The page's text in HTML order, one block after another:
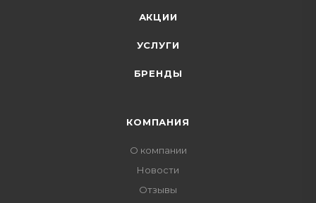
АКЦИИ
УСЛУГИ
БРЕНДЫ
КОМПАНИЯ
О компании
Новости
Отзывы